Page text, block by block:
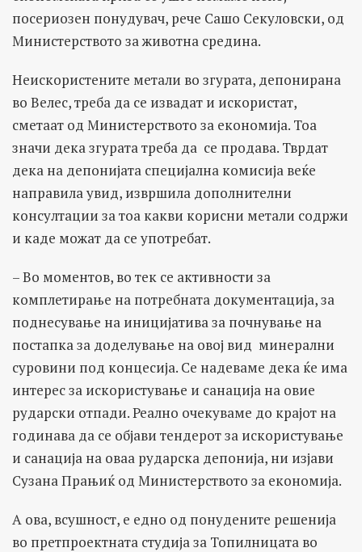
посериозен понудувач, рече Сашо Секуловски, од
Министерството за животна средина.
Неискористените метали во згурата, депонирана
во Велес, треба да се извадат и искористат,
сметаат од Министерството за економија. Тоа
значи дека згурата треба да се продава. Тврдат
дека на депонијата специјална комисија веќе
направила увид, извршила дополнителни
консултации за тоа какви корисни метали содржи
и каде можат да се употребат.
– Во моментов, во тек се активности за
комплетирање на потребната документација, за
поднесување на иницијатива за почнување на
постапка за доделување на овој вид минерални
суровини под концесија. Се надеваме дека ќе има
интерес за искористување и санација на овие
рударски отпади. Реално очекуваме до крајот на
годинава да се објави тендерот за искористување
и санација на оваа рударска депонија, ни изјави
Сузана Прањиќ од Министерството за економија.
А ова, всушност, е едно од понудените решенија
во претпроектната студија за Топилницата во